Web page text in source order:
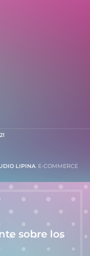
LIPINA. E-COMMERCE
sobre los